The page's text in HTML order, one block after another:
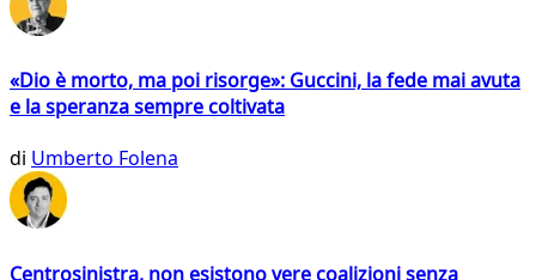
«Dio è morto, ma poi risorge»: Guccini, la fede mai avuta
e la speranza sempre coltivata
di Umberto Folena
Centrosinistra, non esistono vere coalizioni senza